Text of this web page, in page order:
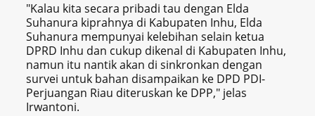
"Kalau kita secara pribadi tau dengan Elda
Suhanura kiprahnya di Kabupaten Inhu, Elda
Suhanura mempunyai kelebihan selain ketua
DPRD Inhu dan cukup dikenal di Kabupaten Inhu,
namun itu nantik akan di sinkronkan dengan
survei untuk bahan disampaikan ke DPD PDI-
Perjuangan Riau diteruskan ke DPP," jelas
Irwantoni.